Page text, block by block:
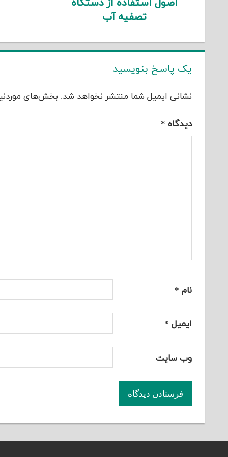
اصول استفاده از دستگاه
تصفیه آب
یک پاسخ بنویسید
نشانی ایمیل شما منتشر نخواهد شد. بخش‌های
دیدگاه *
نام *
ایمیل *
وب‌ سایت